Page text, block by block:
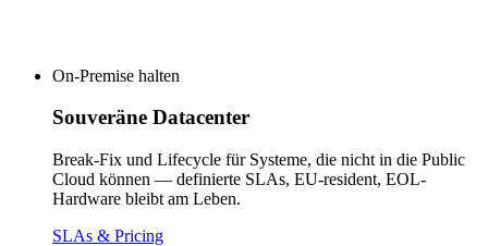
On-Premise halten
Souveräne Datacenter
Break-Fix und Lifecycle für Systeme, die nicht in die Public
Cloud können — definierte SLAs, EU-resident, EOL-
Hardware bleibt am Leben.
SLAs & Pricing